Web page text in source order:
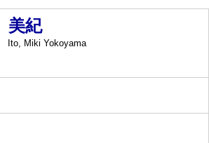
美紀
Ito, Miki Yokoyama